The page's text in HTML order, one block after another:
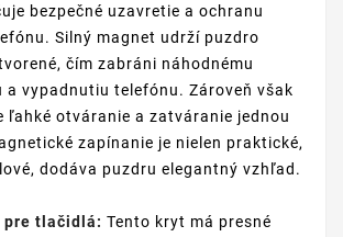
bezpečné uzavretie a ochranu
Silný magnet udrží puzdro
čím zabráni náhodnému
a vypadnutiu telefónu. Zároveň však
ľahké otváranie a zatváranie jednou
zapínanie je nielen praktické,
dodáva puzdru elegantný vzhľad.
pre tlačidlá: Tento kryt má presné